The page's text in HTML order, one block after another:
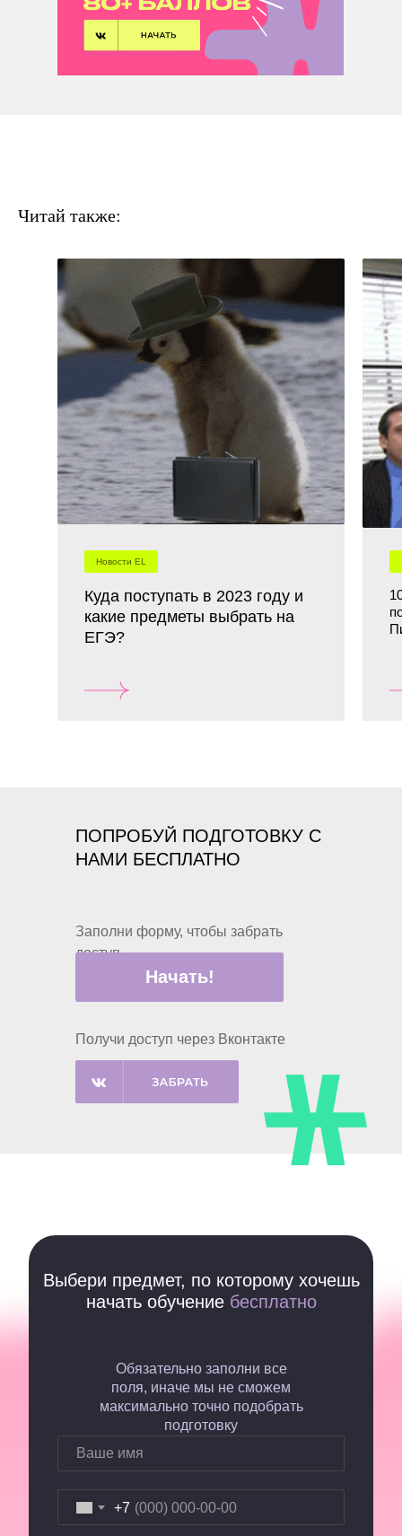
Читай также:
Новости EL
Куда поступать в 2023 году и
какие предметы выбрать на
ЕГЭ?
ПОПРОБУЙ ПОДГОТОВКУ С
НАМИ БЕСПЛАТНО
Получи доступ через Вконтакте
Заполни форму, чтобы забрать
доступ
Начать!
Выбери предмет, по которому хочешь
начать обучение бесплатно
Обязательно заполни все
поля, иначе мы не сможем
максимально точно подобрать
подготовку
+7